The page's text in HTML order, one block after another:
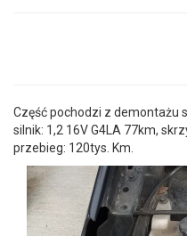
Część pochodzi z demontażu
silnik: 1,2 16V G4LA 77km,
przebieg: 120tys. Km.